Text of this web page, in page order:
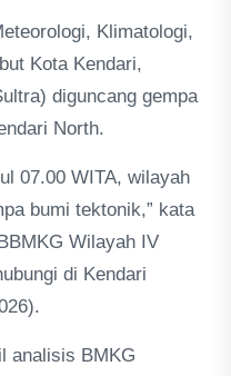
Klimatologi,
Kota Kendari,
diguncang gempa
North.
07.00 WITA, wilayah
bumi tektonik,” kata
Wilayah IV
di Kendari
analisis BMKG